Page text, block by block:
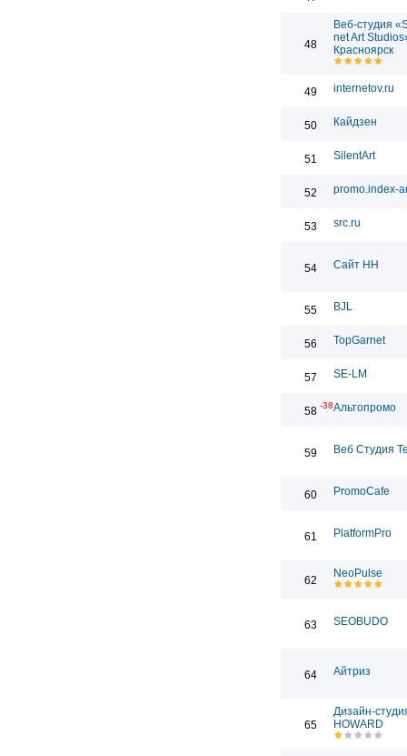
48
Веб-студия
net Art
Красноярск
49 internetov.ru
50 Кайдзен
51 SilentArt
52 promo.index-
53 src.ru
54 Сайт НН
55 BJL
56 TopGarnet
57 SE-LM
58 -38Альтопромо
59 Веб Студия
60 PromoCafe
61 PlatformPro
62
NeoPulse
63 SEOBUDO
64 Айтриз
65
Дизайн-
HOWARD